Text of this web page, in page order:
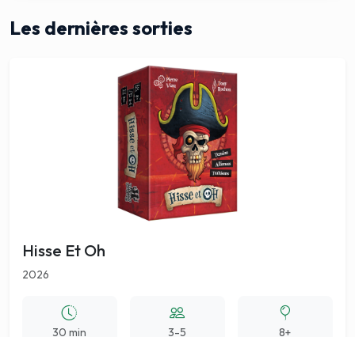
Les dernières sorties
Hisse Et Oh
2026
30 min 3-5 8+